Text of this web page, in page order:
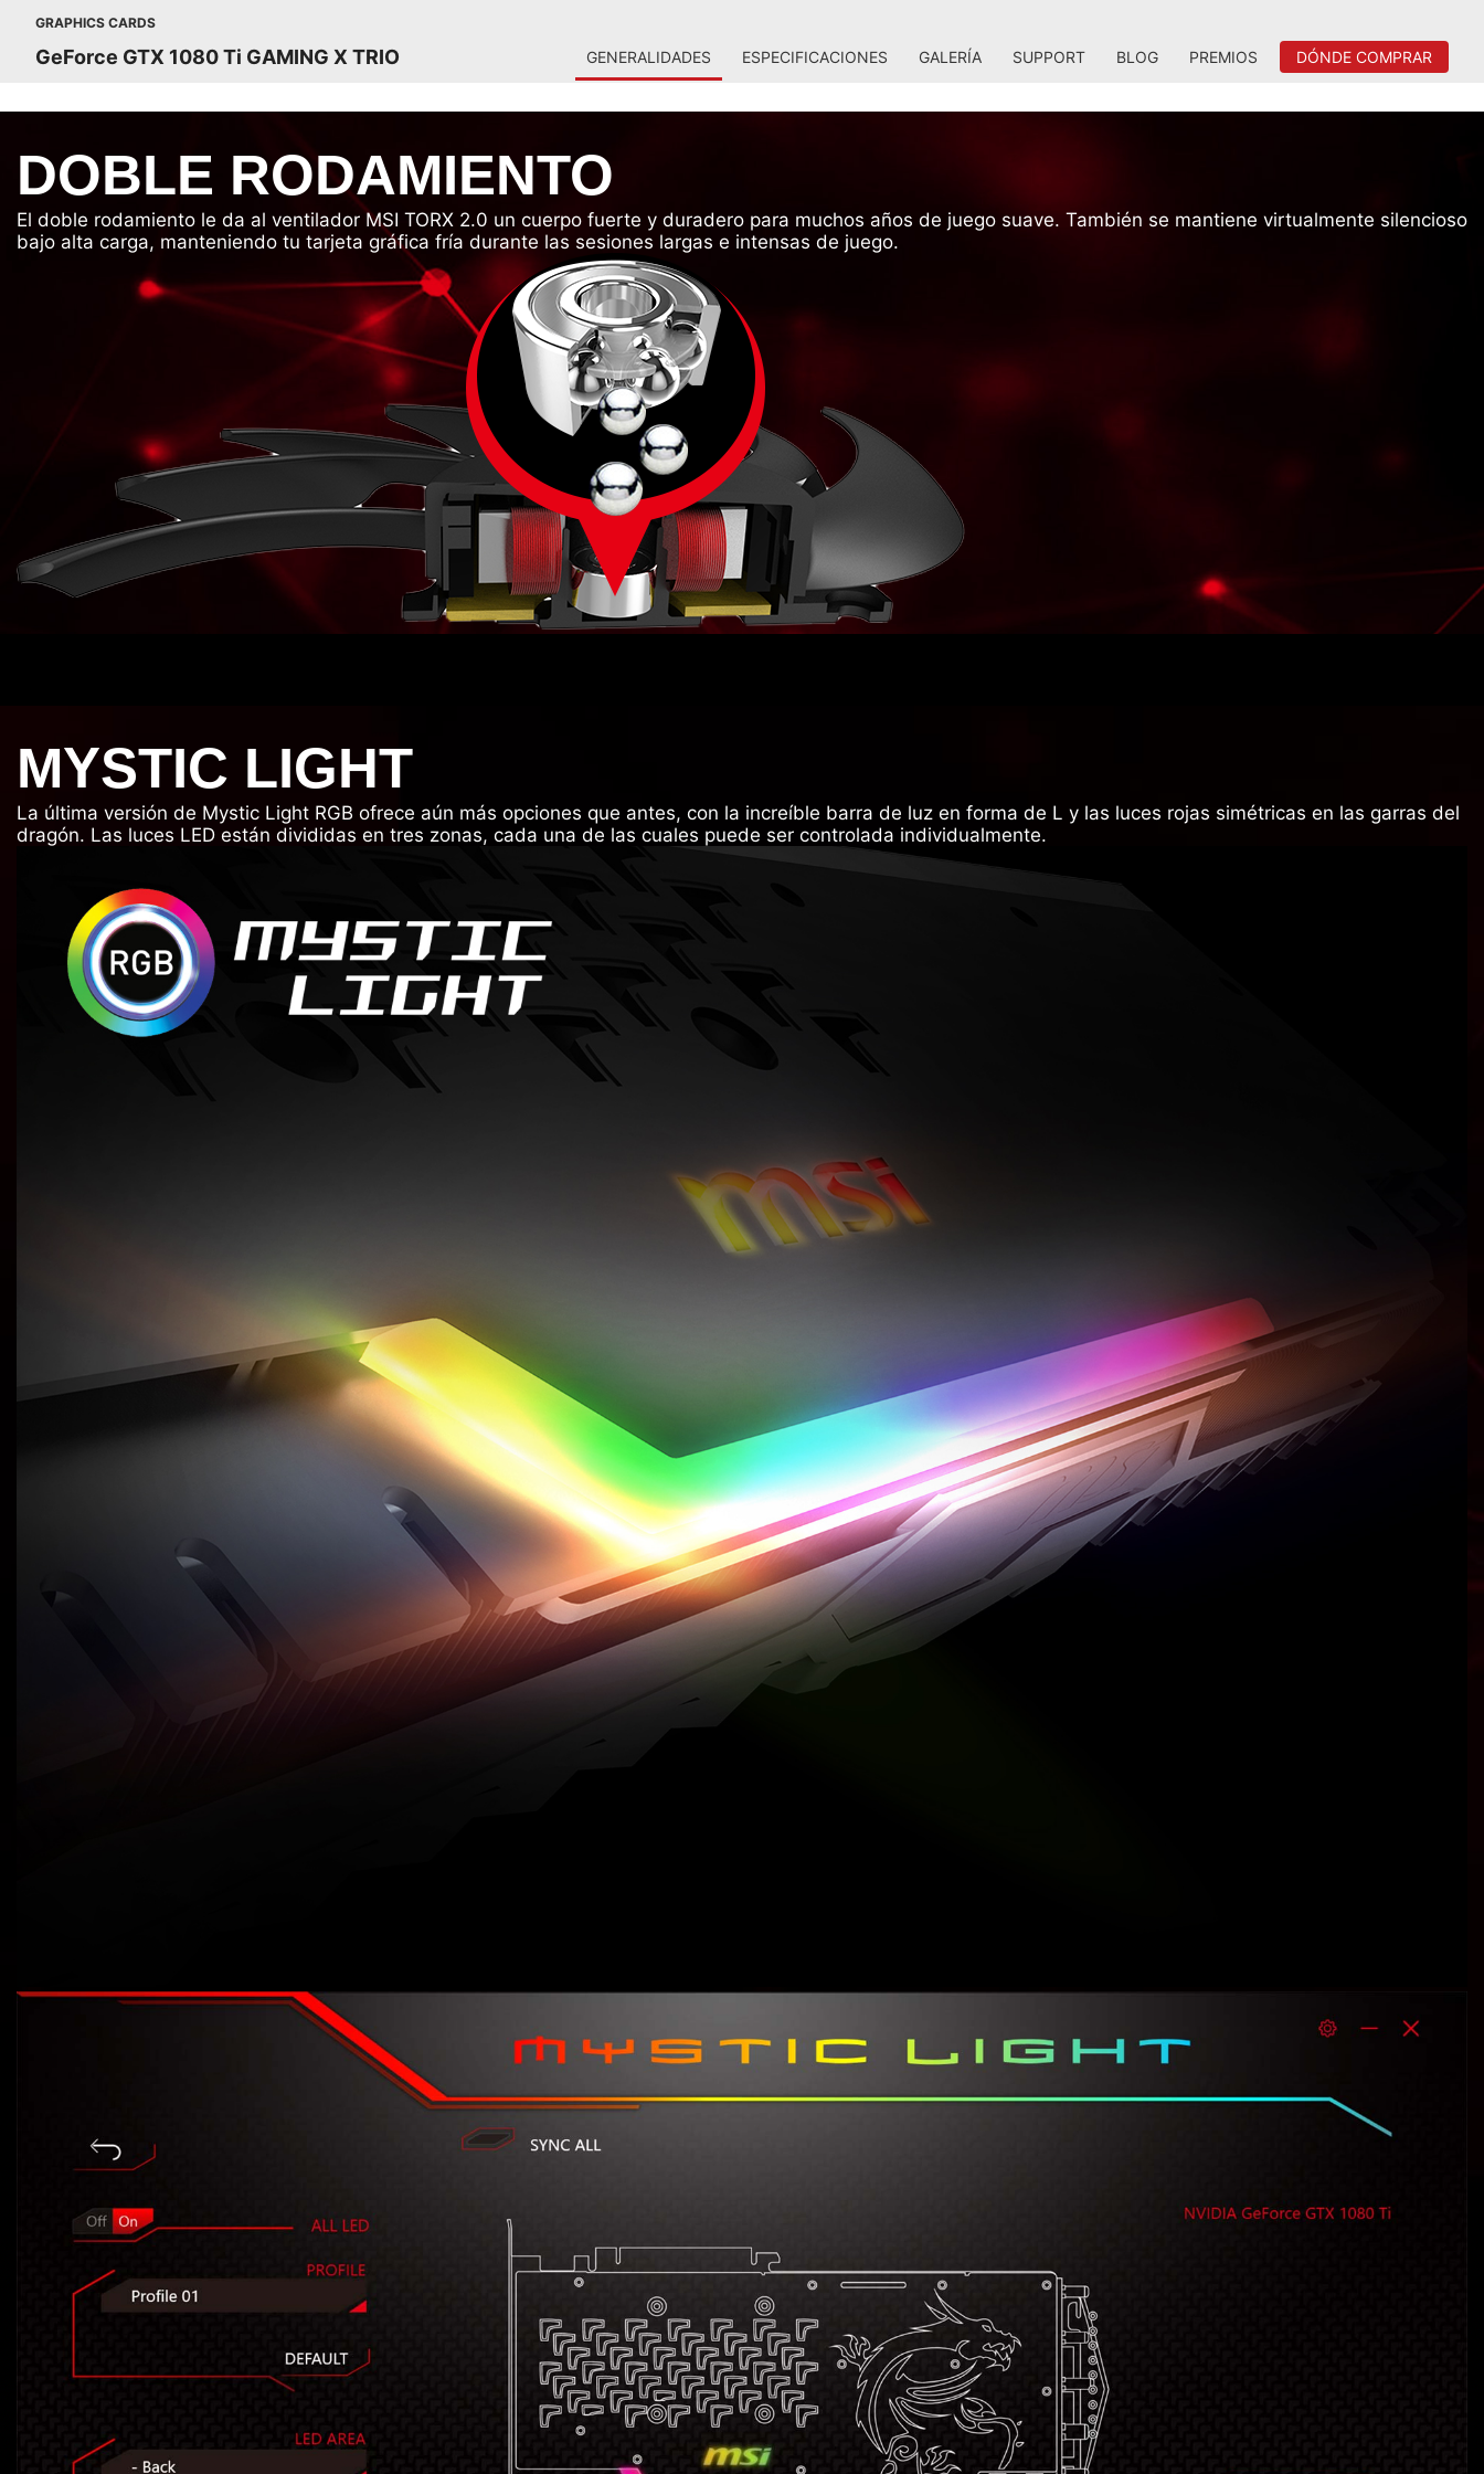
GRAPHICS CARDS
GeForce GTX 1080 Ti GAMING X TRIO GENERALIDADES ESPECIFICACIONES GALERÍA SUPPORT BLOG PREMIOS DÓNDE COMPRAR
DOBLE RODAMIENTO
El doble rodamiento le da al ventilador MSI TORX 2.0 un cuerpo fuerte y duradero para muchos años de juego suave. También se mantiene virtualmente silencioso
bajo alta carga, manteniendo tu tarjeta gráfica fría durante las sesiones largas e intensas de juego.
MYSTIC LIGHT
La última versión de Mystic Light RGB ofrece aún más opciones que antes, con la increíble barra de luz en forma de L y las luces rojas simétricas en las garras del
dragón. Las luces LED están divididas en tres zonas, cada una de las cuales puede ser controlada individualmente.